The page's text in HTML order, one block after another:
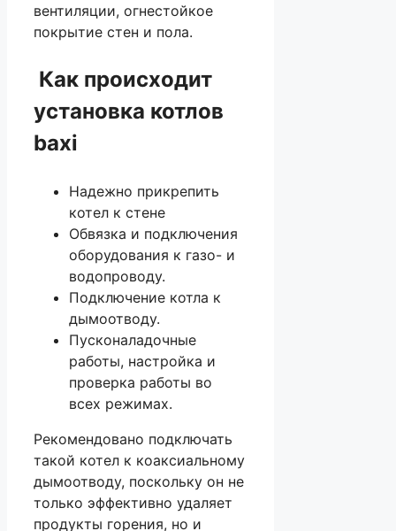
вентиляции, огнестойкое
покрытие стен и пола.
Как происходит
установка котлов
baxi
Надежно прикрепить
котел к стене
Обвязка и подключения
оборудования к газо- и
водопроводу.
Подключение котла к
дымоотводу.
Пусконаладочные
работы, настройка и
проверка работы во
всех режимах.
Рекомендовано подключать
такой котел к коаксиальному
дымоотводу, поскольку он не
только эффективно удаляет
продукты горения, но и